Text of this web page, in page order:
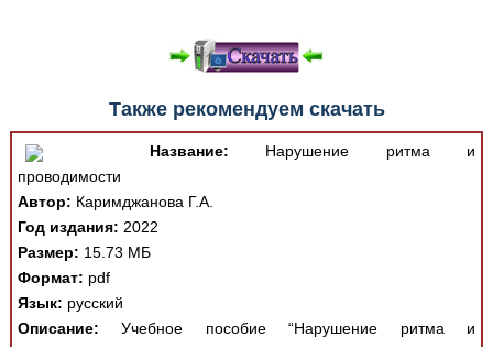
Также рекомендуем скачать
Название: Нарушение ритма и
проводимости
Автор: Каримджанова Г.А.
Год издания: 2022
Размер: 15.73 МБ
Формат: pdf
Язык: русский
Описание: Учебное пособие “Нарушение ритма и